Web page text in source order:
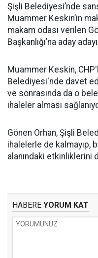
Şişli Belediyesi’nde
Muammer Keskin’in
makam odası verilen
Başkanlığı’na aday
Muammer Keskin,
Belediyesi'nde davet
ve sonrasında da o
ihaleler alması
Gönen Orhan, Şişli
ihalelerle de kalmayıp,
alanındaki etkinliklerini
HABERE YORUM KAT